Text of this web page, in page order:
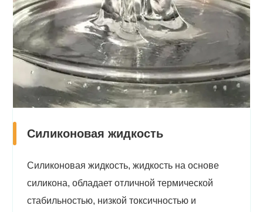
Силиконовая жидкость
Силиконовая жидкость, жидкость на основе
силикона, обладает отличной термической
стабильностью, низкой токсичностью и